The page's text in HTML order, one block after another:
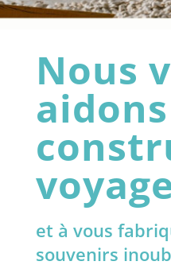
Nous
et à vous
souvenirs